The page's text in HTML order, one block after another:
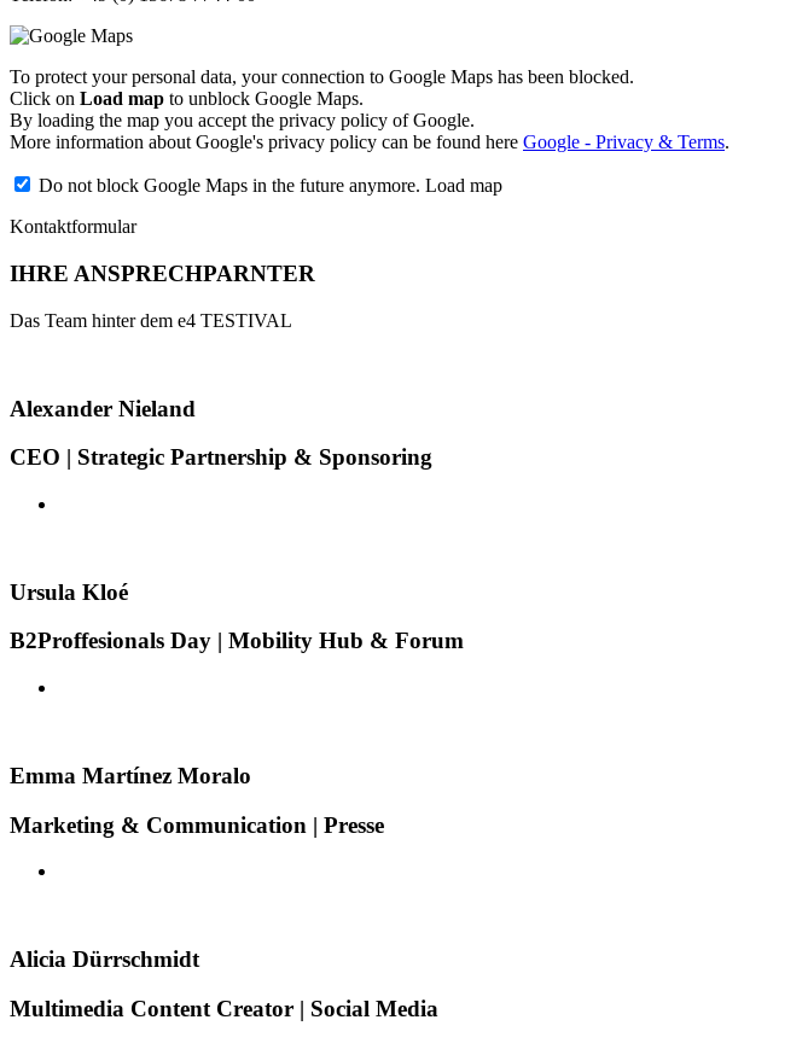
To protect your personal data, your connection to Google Maps has been blocked.
Click on Load map to unblock Google Maps.
By loading the map you accept the privacy policy of Google.
More information about Google's privacy policy can be found here Google - Privacy & Terms.
Do not block Google Maps in the future anymore. Load map
Kontaktformular
IHRE ANSPRECHPARNTER
Das Team hinter dem e4 TESTIVAL
Alexander Nieland
CEO | Strategic Partnership & Sponsoring
Ursula Kloé
B2Proffesionals Day | Mobility Hub & Forum
Emma Martínez Moralo
Marketing & Communication | Presse
Alicia Dürrschmidt
Multimedia Content Creator | Social Media